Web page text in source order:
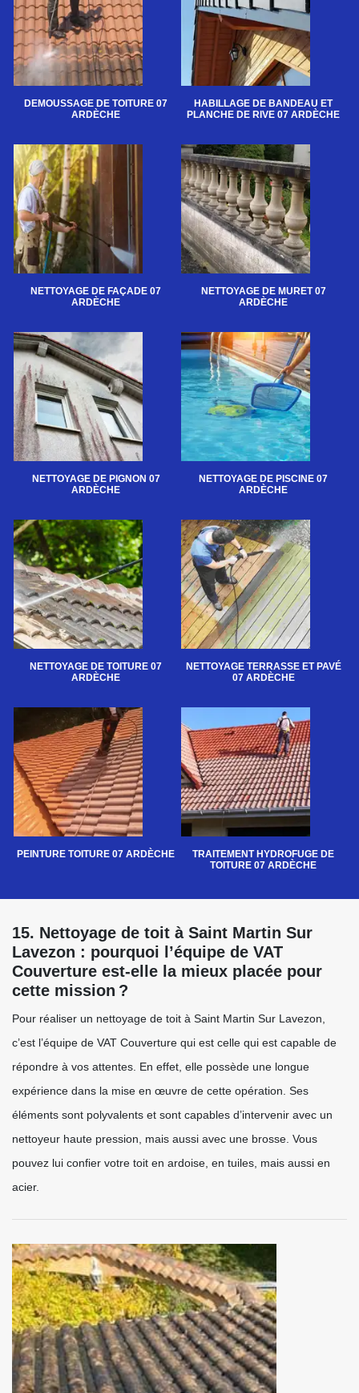
DEMOUSSAGE DE TOITURE 07
ARDÈCHE
HABILLAGE DE BANDEAU ET
PLANCHE DE RIVE 07 ARDÈCHE
NETTOYAGE DE FAÇADE 07
ARDÈCHE
NETTOYAGE DE MURET 07
ARDÈCHE
NETTOYAGE DE PIGNON 07
ARDÈCHE
NETTOYAGE DE PISCINE 07
ARDÈCHE
NETTOYAGE DE TOITURE 07
ARDÈCHE
NETTOYAGE TERRASSE ET PAVÉ
07 ARDÈCHE
PEINTURE TOITURE 07 ARDÈCHE
TRAITEMENT HYDROFUGE DE
TOITURE 07 ARDÈCHE
15. Nettoyage de toit à Saint Martin Sur
Lavezon : pourquoi l’équipe de VAT
Couverture est-elle la mieux placée pour
cette mission ?
Pour réaliser un nettoyage de toit à Saint Martin Sur Lavezon,
c’est l’équipe de VAT Couverture qui est celle qui est capable de
répondre à vos attentes. En effet, elle possède une longue
expérience dans la mise en œuvre de cette opération. Ses
éléments sont polyvalents et sont capables d’intervenir avec un
nettoyeur haute pression, mais aussi avec une brosse. Vous
pouvez lui confier votre toit en ardoise, en tuiles, mais aussi en
acier.